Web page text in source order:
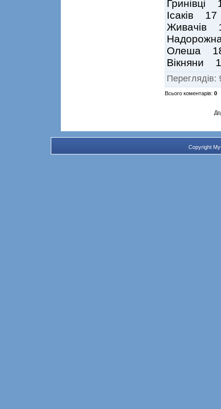
Ісаків
Олеша
Переглядів:
Всього коментарів: 0
Copyright